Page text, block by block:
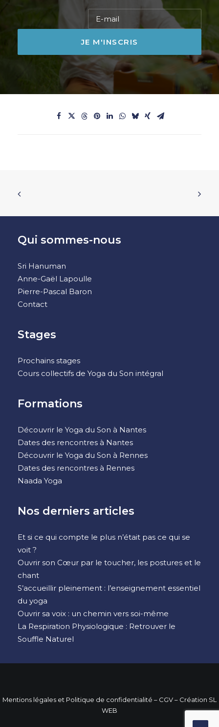
Qui sommes-nous
Sri Hanuman
Anne-Gaël Lapoulle
Pierre-Pascal Baron
Contact
Stages
Prochains stages
Cours collectifs de Yoga du Son intégral
Formations
Découvrir le Yoga du Son à Nantes
Dates des rencontres à Nantes
Découvrir le Yoga du Son à Rennes
Dates des rencontres à Rennes
Naada Yoga
Nos derniers articles
Et si ce qui compte le plus n’était pas ce qui se
voit ?
Ouvrir son Cœur par le toucher, les postures et le
chant
S’accueillir pleinement : l’enseignement essentiel
du yoga
Ouvrir sa voix : un chemin vers soi-même
La Respiration Physiologique : Retrouver le
Souffle Naturel
Mentions légales et Politique de confidentialité – CGV – Création SL
WEB